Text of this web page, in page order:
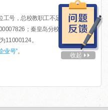
工号，总校教职工不足8位的在工
；秦皇岛分校教职工在工
11000124。
业号”。
收起